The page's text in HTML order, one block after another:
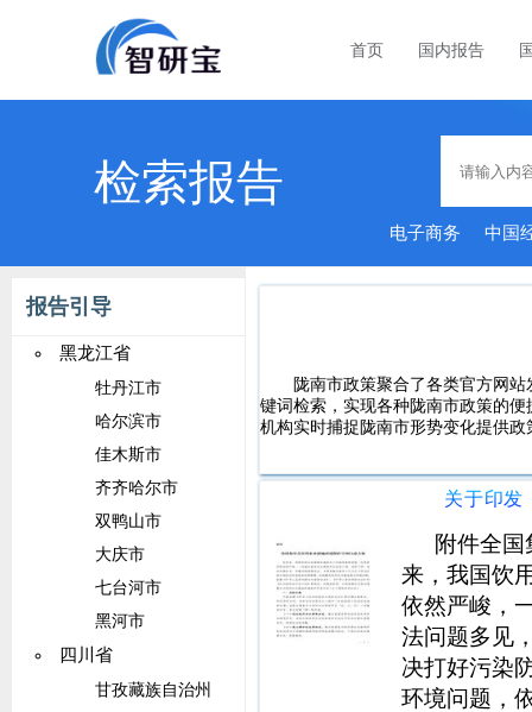
首页 国内报告
检索报告
电子商务 中国
报告引导
黑龙江省
牡丹江市
哈尔滨市
佳木斯市
齐齐哈尔市
双鸭山市
大庆市
七台河市
黑河市
四川省
甘孜藏族自治州
陇南市政策聚合了各类官方网
键词检索，实现各种陇南市政策的
机构实时捕捉陇南市形势变化提供政
附件全国
来，我国饮
依然严峻，
法问题多见
决打好污染
环境问题，